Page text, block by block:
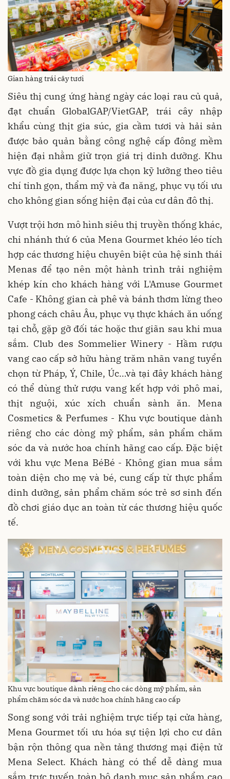
Gian hàng trái cây tươi
Siêu thị cung ứng hàng ngày các loại rau củ quả,
đạt chuẩn GlobalGAP/VietGAP, trái cây nhập
khẩu cùng thịt gia súc, gia cầm tươi và hải sản
được bảo quản bằng công nghệ cấp đông mềm
hiện đại nhằm giữ trọn giá trị dinh dưỡng. Khu
vực đồ gia dụng được lựa chọn kỹ lưỡng theo tiêu
chí tinh gọn, thẩm mỹ và đa năng, phục vụ tối ưu
cho không gian sống hiện đại của cư dân đô thị.
Vượt trội hơn mô hình siêu thị truyền thống khác,
chi nhánh thứ 6 của Mena Gourmet khéo léo tích
hợp các thương hiệu chuyên biệt của hệ sinh thái
Menas để tạo nên một hành trình trải nghiệm
khép kín cho khách hàng với L'Amuse Gourmet
Cafe - Không gian cà phê và bánh thơm lừng theo
phong cách châu Âu, phục vụ thực khách ăn uống
tại chỗ, gặp gỡ đối tác hoặc thư giãn sau khi mua
sắm. Club des Sommelier Winery - Hầm rượu
vang cao cấp sở hữu hàng trăm nhãn vang tuyển
chọn từ Pháp, Ý, Chile, Úc…và tại đây khách hàng
có thể dùng thử rượu vang kết hợp với phô mai,
thịt nguội, xúc xích chuẩn sành ăn. Mena
Cosmetics & Perfumes - Khu vực boutique dành
riêng cho các dòng mỹ phẩm, sản phẩm chăm
sóc da và nước hoa chính hãng cao cấp. Đặc biệt
với khu vực Mena BéBé - Không gian mua sắm
toàn diện cho mẹ và bé, cung cấp từ thực phẩm
dinh dưỡng, sản phẩm chăm sóc trẻ sơ sinh đến
đồ chơi giáo dục an toàn từ các thương hiệu quốc
tế.
Khu vực boutique dành riêng cho các dòng mỹ phẩm, sản
phẩm chăm sóc da và nước hoa chính hãng cao cấp
Song song với trải nghiệm trực tiếp tại cửa hàng,
Mena Gourmet tối ưu hóa sự tiện lợi cho cư dân
bận rộn thông qua nền tảng thương mại điện tử
Mena Select. Khách hàng có thể dễ dàng mua